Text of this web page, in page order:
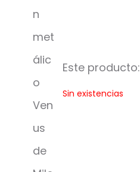
Este producto:
Sin existencias